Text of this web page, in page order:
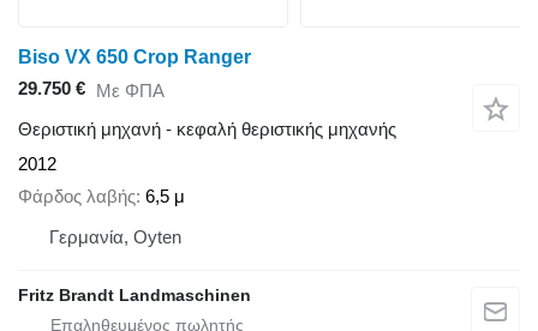
Biso VX 650 Crop Ranger
29.750 € Με ΦΠΑ
Θεριστική μηχανή - κεφαλή θεριστικής μηχανής
2012
Φάρδος λαβής 6,5 μ
Γερμανία, Oyten
Fritz Brandt Landmaschinen